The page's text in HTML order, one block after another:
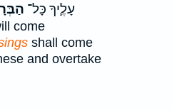
עָלֶ֛יךָ כָּל־
come
shall come
and overtake